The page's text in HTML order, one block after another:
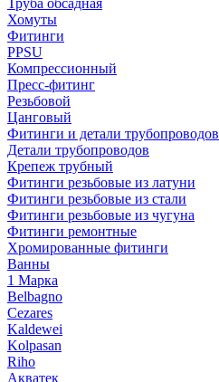
Труба обсадная
Хомуты
Фитинги
PPSU
Компрессионный
Пресс-фитинг
Резьбовой
Цанговый
Фитинги и детали трубопроводов
Детали трубопроводов
Крепеж трубный
Фитинги резьбовые из латуни
Фитинги резьбовые из стали
Фитинги резьбовые из чугуна
Фитинги ремонтные
Хромированные фитинги
Ванны
1 Марка
Belbagno
Cezares
Kaldewei
Kolpasan
Riho
Акватек